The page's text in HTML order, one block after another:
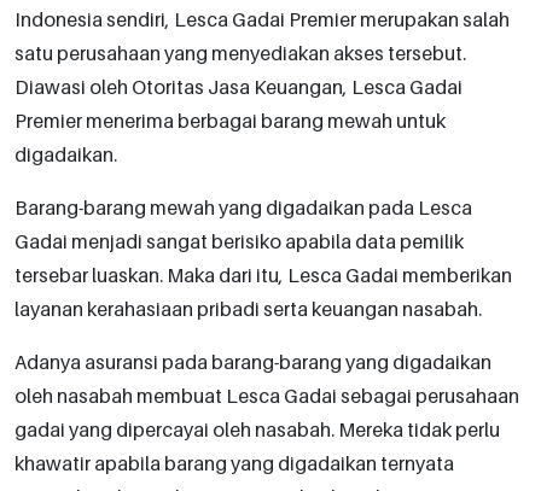
Indonesia sendiri, Lesca Gadai Premier merupakan salah
satu perusahaan yang menyediakan akses tersebut.
Diawasi oleh Otoritas Jasa Keuangan, Lesca Gadai
Premier menerima berbagai barang mewah untuk
digadaikan.
Barang-barang mewah yang digadaikan pada Lesca
Gadai menjadi sangat berisiko apabila data pemilik
tersebar luaskan. Maka dari itu, Lesca Gadai memberikan
layanan kerahasiaan pribadi serta keuangan nasabah.
Adanya asuransi pada barang-barang yang digadaikan
oleh nasabah membuat Lesca Gadai sebagai perusahaan
gadai yang dipercayai oleh nasabah. Mereka tidak perlu
khawatir apabila barang yang digadaikan ternyata